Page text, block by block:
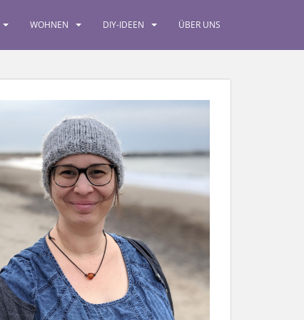
WOHNEN DIY-IDEEN ÜBER UNS